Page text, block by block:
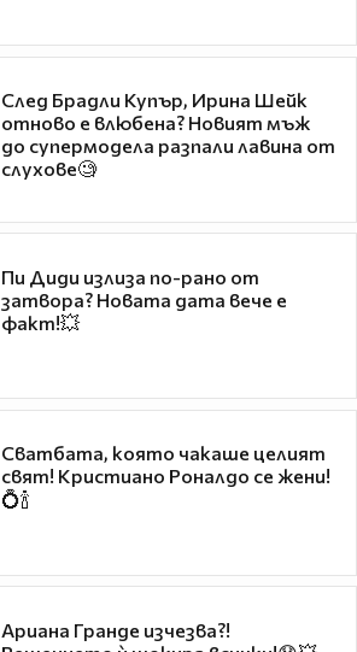
След Брадли Купър, Ирина Шейк
отново е влюбена? Новият мъж
до супермодела разпали лавина от
слухове🧐
Пи Диди излиза по-рано от
затвора? Новата дата вече е
факт!💥
Сватбата, която чакаше целият
свят! Кристиано Роналдо се жени!
💍🍾
Ариана Гранде изчезва?!